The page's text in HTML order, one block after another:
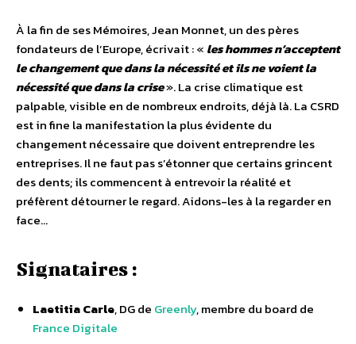
À la fin de ses Mémoires, Jean Monnet, un des pères
fondateurs de l’Europe, écrivait : « les hommes n’acceptent
le changement que dans la nécessité et ils ne voient la
nécessité que dans la crise». La crise climatique est
palpable, visible en de nombreux endroits, déjà là. La CSRD
est in fine la manifestation la plus évidente du
changement nécessaire que doivent entreprendre les
entreprises. Il ne faut pas s’étonner que certains grincent
des dents; ils commencent à entrevoir la réalité et
préfèrent détourner le regard. Aidons-les à la regarder en
face…
Signataires :
Laetitia Carle, DG de Greenly, membre du board de
France Digitale